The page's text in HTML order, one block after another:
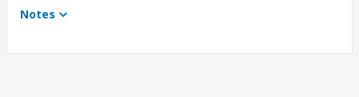
Notes